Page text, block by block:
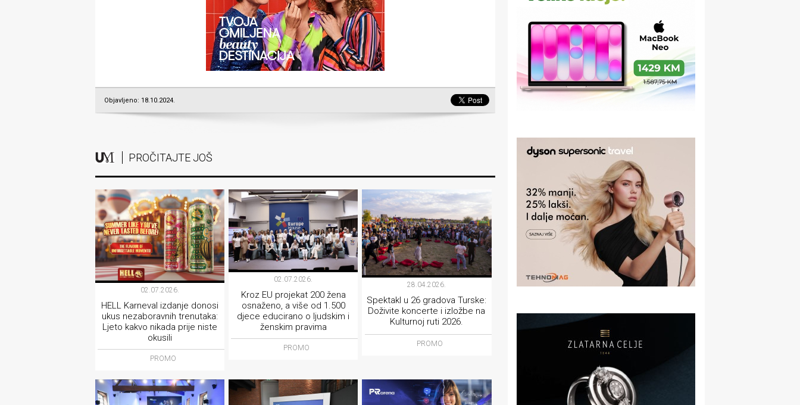
Objavljeno: 18.10.2024.
PROČITAJTE JOŠ
02.07.2026.
HELL Karneval izdanje donosi
ukus nezaboravnih trenutaka:
Ljeto kakvo nikada prije niste
okusili
PROMO
02.07.2026.
Kroz EU projekat 200 žena
osnaženo, a više od 1.500
djece educirano o ljudskim i
ženskim pravima
PROMO
28.04.2026.
Spektakl u 26 gradova Turske:
Doživite koncerte i izložbe na
Kulturnoj ruti 2026.
PROMO